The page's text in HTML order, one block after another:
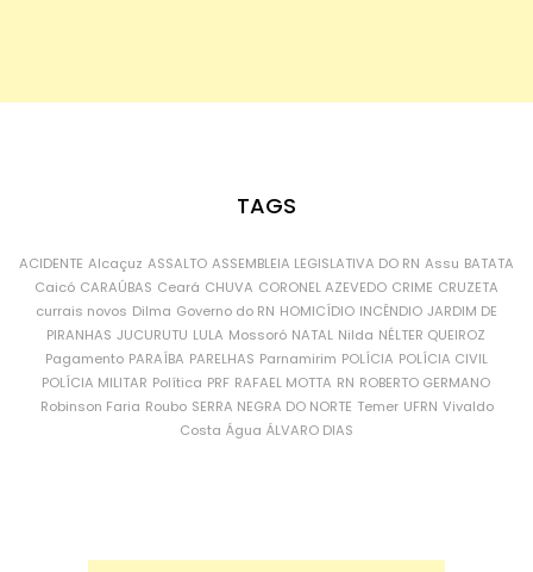
TAGS
ACIDENTE Alcaçuz ASSALTO ASSEMBLEIA LEGISLATIVA DO RN Assu BATATA
Caicó CARAÚBAS Ceará CHUVA CORONEL AZEVEDO CRIME CRUZETA
currais novos Dilma Governo do RN HOMICÍDIO INCÊNDIO JARDIM DE
PIRANHAS JUCURUTU LULA Mossoró NATAL Nilda NÉLTER QUEIROZ
Pagamento PARAÍBA PARELHAS Parnamirim POLÍCIA POLÍCIA CIVIL
POLÍCIA MILITAR Política PRF RAFAEL MOTTA RN ROBERTO GERMANO
Robinson Faria Roubo SERRA NEGRA DO NORTE Temer UFRN Vivaldo
Costa Água ÁLVARO DIAS